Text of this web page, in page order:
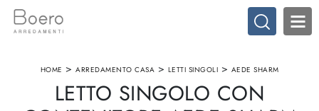
HOME > ARREDAMENTO CASA > LETTI SINGOLI > AEDE SHARM
LETTO SINGOLO CON